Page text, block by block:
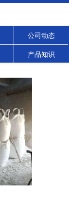
公司动态
产品知识